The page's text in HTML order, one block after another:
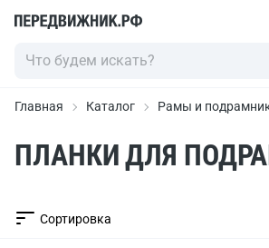
Главная Каталог Рамы и
ПЛАНКИ ДЛЯ
Сортировка